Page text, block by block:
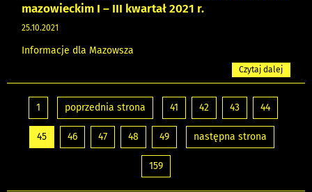
mazowieckim I – III kwartał 2021 r.
25.10.2021
Informacje dla Mazowsza
Czytaj dalej
1 poprzednia strona 41 42 43 44
45 46 47 48 49 następna strona
159